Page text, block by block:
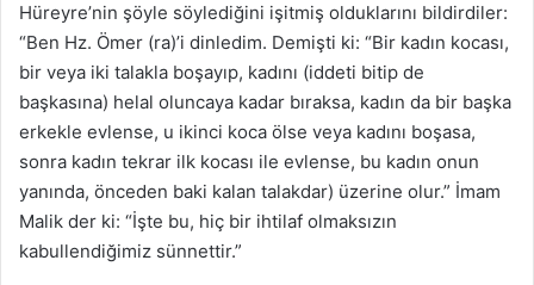
Hüreyre’nin şöyle söylediğini işitmiş olduklarını bildirdiler:
“Ben Hz. Ömer (ra)’i dinledim. Demişti ki: “Bir kadın kocası,
bir veya iki talakla boşayıp, kadını (iddeti bitip de
başkasına) helal oluncaya kadar bıraksa, kadın da bir başka
erkekle evlense, u ikinci koca ölse veya kadını boşasa,
sonra kadın tekrar ilk kocası ile evlense, bu kadın onun
yanında, önceden baki kalan talakdar) üzerine olur.” İmam
Malik der ki: “İşte bu, hiç bir ihtilaf olmaksızın
kabullendiğimiz sünnettir.”